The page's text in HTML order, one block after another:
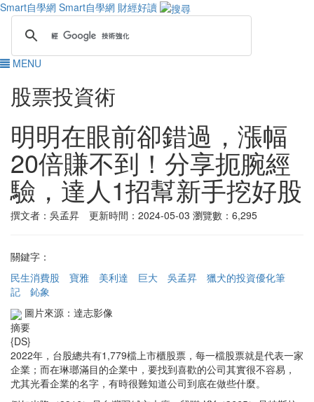
Smart自學網 Smart自學網 財經好讀
MENU
股票投資術
明明在眼前卻錯過，漲幅
20倍賺不到！分享扼腕經
驗，達人1招幫新手挖好股
撰文者：吳孟昇 更新時間：2024-05-03 瀏覽數：6,295
關鍵字：
民生消費股
寶雅 美利達 巨大 吳孟昇
獵犬的投資優化筆
記
鈊象
圖片來源：達志影像
摘要
{DS}
2022年，台股總共有1,779檔上市櫃股票，每一檔股票就是代表一家
企業；而在琳瑯滿目的企業中，要找到喜歡的公司其實很不容易，
尤其光看企業的名字，有時很難知道公司到底在做些什麼。